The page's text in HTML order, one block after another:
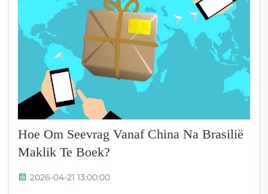
Hoe Om Seevrag Vanaf China Na Brasilië
Maklik Te Boek?
2026-04-21 13:00:00